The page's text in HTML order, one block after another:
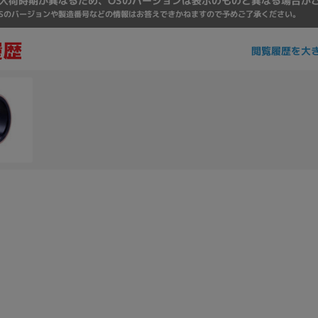
のバージョンや製造番号などの情報はお答えできかねますので予めご了承ください。
閲覧履歴を大
Core i7
Core i5 Core i3